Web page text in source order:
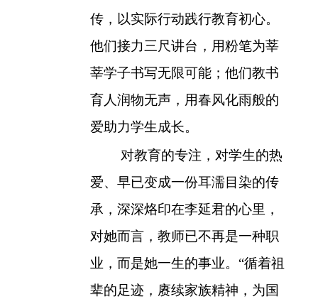
传，以实际行动践行教育初心。
他们接力三尺讲台，用粉笔为莘
莘学子书写无限可能；他们教书
育人润物无声，用春风化雨般的
爱助力学生成长。
对教育的专注，对学生的热
爱、早已变成一份耳濡目染的传
承，深深烙印在李延君的心里，
对她而言，教师已不再是一种职
业，而是她一生的事业。“循着祖
辈的足迹，赓续家族精神，为国